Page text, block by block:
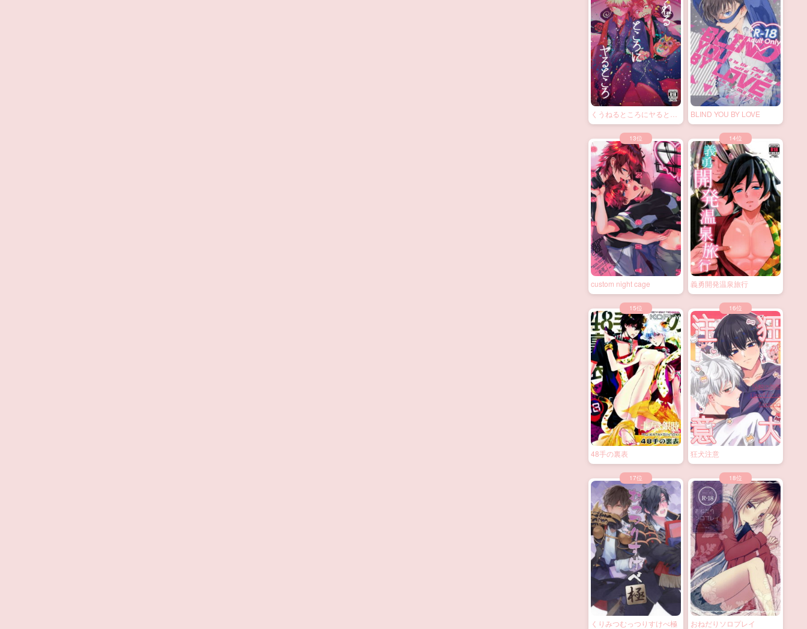
くうねるところにヤるとこ
ろ
BLIND YOU BY LOVE
custom night cage 義勇開発温泉旅行
48手の裏表 狂犬注意
くりみつむっつりすけべ極 おねだりソロプレイ